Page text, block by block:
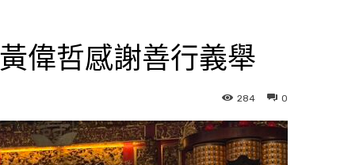
偉哲感謝善行義舉
0
284